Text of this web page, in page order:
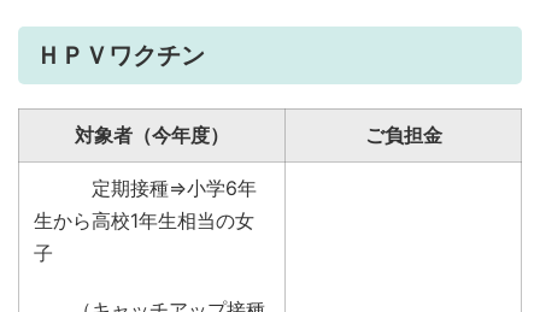
ＨＰＶワクチン
対象者（今年度） ご負担金
定期接種⇒小学6年
生から高校1年生相当の女
子